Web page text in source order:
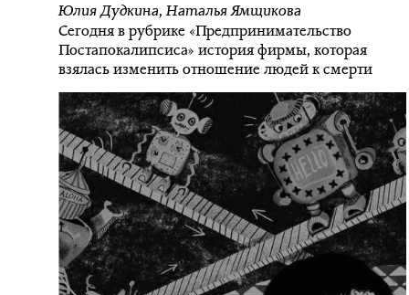
Юлия Дудкина,Наталья Ямщикова
Сегодня в рубрике «Предпринимательство
Постапокалипсиса» история фирмы, которая
взялась изменить отношение людей к смерти